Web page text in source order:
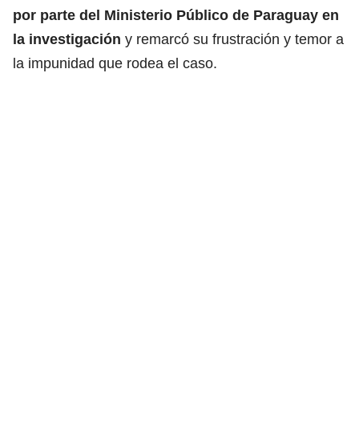
por parte del Ministerio Público de Paraguay en
la investigación y remarcó su frustración y temor a
la impunidad que rodea el caso.